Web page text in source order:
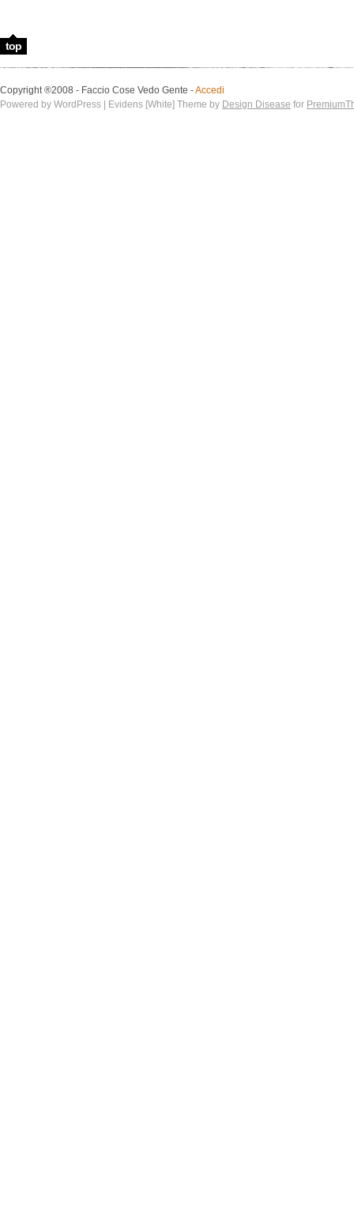
top
Copyright ®2008 - Faccio Cose Vedo Gente -Accedi
Powered by WordPress | Evidens [White] Theme by Design Disease for